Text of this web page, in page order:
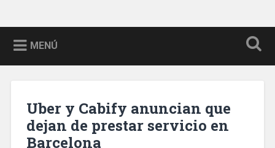
MENÚ
Uber y Cabify anuncian que
dejan de prestar servicio en
Barcelona